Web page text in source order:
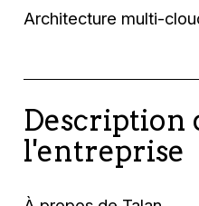
Architecture multi-
Description
l'entreprise